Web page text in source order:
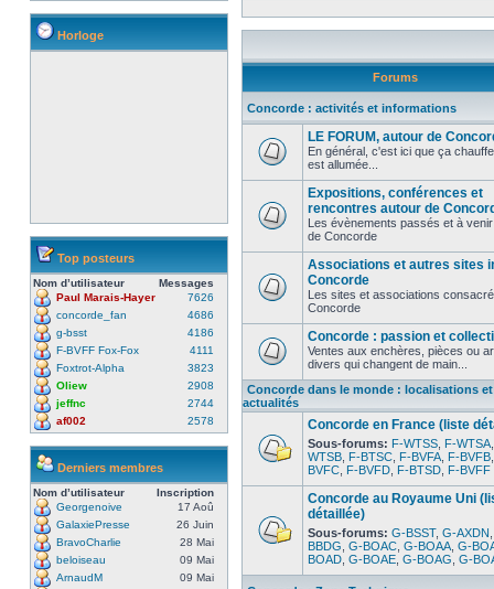
Horloge
Top posteurs
Nom d’utilisateur
Messages
Paul Marais-Hayer
7626
concorde_fan
4686
g-bsst
4186
F-BVFF Fox-Fox
4111
Foxtrot-Alpha
3823
Oliew
2908
jeffnc
2744
af002
2578
Derniers membres
Nom d’utilisateur
Inscription
Georgenoive
17 Aoû
GalaxiePresse
26 Juin
BravoCharlie
28 Mai
beloiseau
09 Mai
ArnaudM
09 Mai
Forums
Concorde : activités et informations
LE FORUM, autour de
En général, c'est ici que ça
est allumée...
Expositions, conférences et
rencontres autour de
Les évènements passés et à
de Concorde
Associations et autres sites
Concorde
Les sites et associations
Concorde
Concorde : passion et
Ventes aux enchères, pièces ou
divers qui changent de main...
Concorde dans le monde : localisations et
actualités
Concorde en France (liste
Sous-forums: F-WTSS F-WTSA
WTSB F-BTSC F-BVFA F-BVFB
BVFC F-BVFD F-BTSD F-BVFF
Concorde au Royaume Uni
détaillée)
Sous-forums: G-BSST, G-AXDN
BBDG G-BOAC G-BOAA G-
BOAD G-BOAE G-BOAG G-